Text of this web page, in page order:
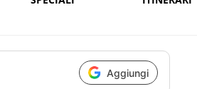
Aggiungi